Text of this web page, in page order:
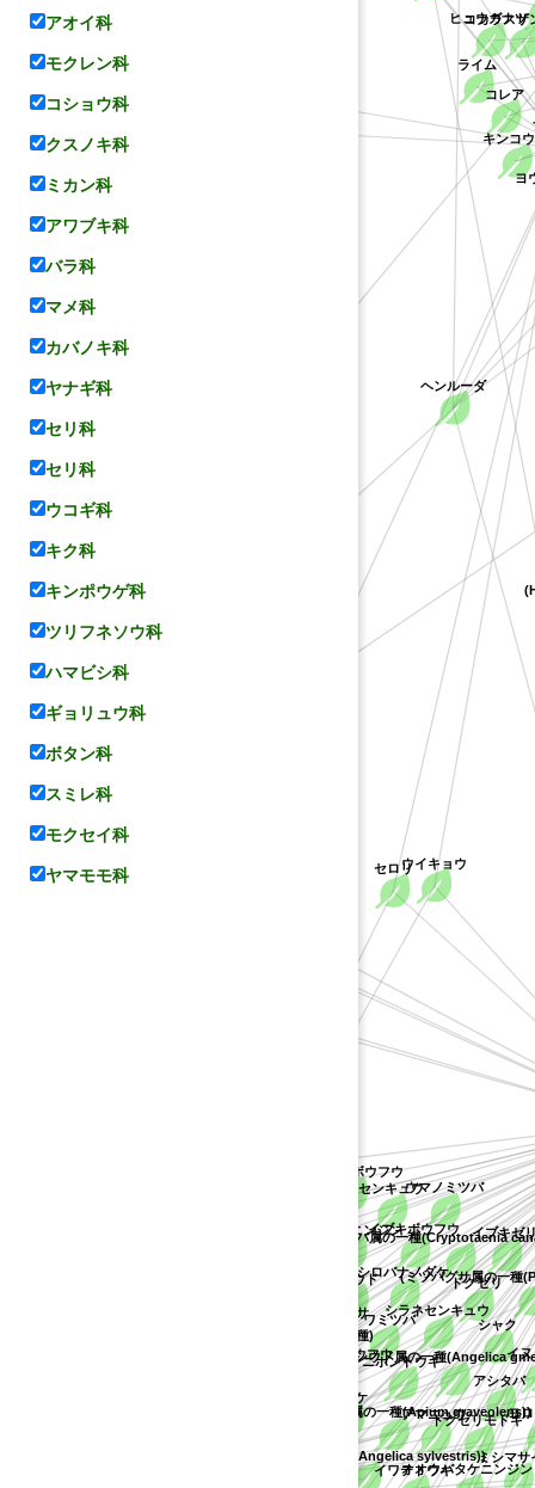
ヘンルーダ
コカラスザ
(アメリカボウフウ属の不特定種)
イワミツバ
ドクゼリモドキ
ニホントウキ
イワテトウキ
エゾノヨロイグサ
ヨロ
ノダケ
シロバナノダケ
アマニュウ
(シシウド属の一種(Angelica
ハマウド
アシタバ
シラネセンキュウ
イシヅチボウフウ イヌ
(シシウド属の一種(Angelica sylvestris))
ウバタケニンジン
オオウバタケニンジン
シャク
(オランダミツバ属の一種(Apium graveolens))
セロリ
ミシマサイ
ウイキョウ属の一種(Carum holopetalum))
ドクゼリ
センキュウ
コリアンダー
(ミツバ属の一種(Cryptotaenia
ウイキョウ
イブキボウフウ
ハクサンボウフウ
(ミツバグサ属の一種
ウマノミツバ
イブキゼリ
ライム
キンコ
ヒュウガナツ
コレア
ヨ
シルバージャスミン
アオイ科
モクレン科
コショウ科
クスノキ科
ミカン科
アワブキ科
バラ科
マメ科
カバノキ科
ヤナギ科
セリ科
セリ科
ウコギ科
キク科
キンポウゲ科
ツリフネソウ科
ハマビシ科
ギョリュウ科
ボタン科
スミレ科
モクセイ科
ヤマモモ科